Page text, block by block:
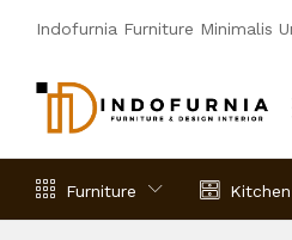
Indofurnia Furniture Minimalis
Furniture
Deskripsi